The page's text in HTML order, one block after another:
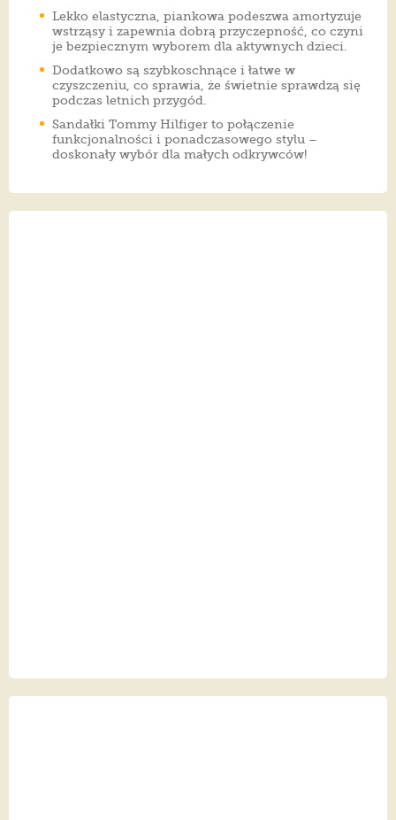
Lekko elastyczna, piankowa podeszwa amortyzuje
wstrząsy i zapewnia dobrą przyczepność, co czyni
je bezpiecznym wyborem dla aktywnych dzieci.
Dodatkowo są szybkoschnące i łatwe w
czyszczeniu, co sprawia, że świetnie sprawdzą się
podczas letnich przygód.
Sandałki Tommy Hilfiger to połączenie
funkcjonalności i ponadczasowego stylu –
doskonały wybór dla małych odkrywców!